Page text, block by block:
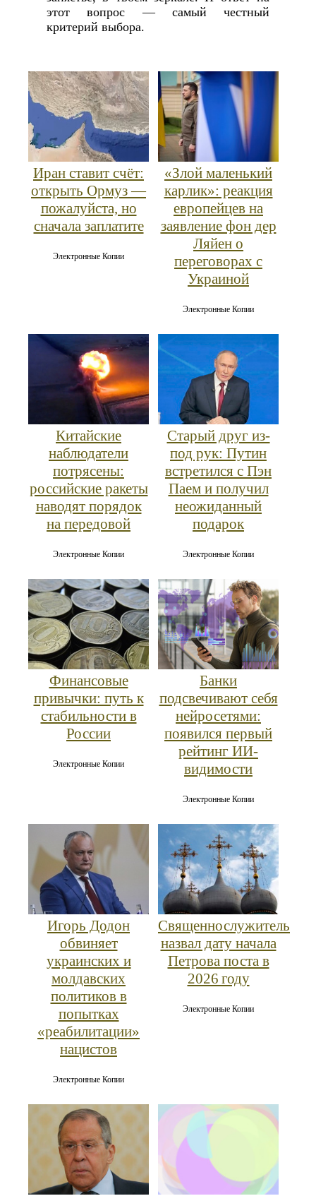
этот вопрос — самый честный
критерий выбора.
Иран ставит счёт:
открыть Ормуз —
пожалуйста, но
сначала заплатите
Электронные Копии
«Злой маленький
карлик»: реакция
европейцев на
заявление фон дер
Ляйен о
переговорах с
Украиной
Электронные Копии
Китайские
наблюдатели
потрясены:
российские ракеты
наводят порядок
на передовой
Электронные Копии
Старый друг из-
под рук: Путин
встретился с Пэн
Паем и получил
неожиданный
подарок
Электронные Копии
Финансовые
привычки: путь к
стабильности в
России
Электронные Копии
Банки
подсвечивают себя
нейросетями:
появился первый
рейтинг ИИ-
видимости
Электронные Копии
Игорь Додон
обвиняет
украинских и
молдавских
политиков в
попытках
«реабилитации»
нацистов
Электронные Копии
Священнослужитель
назвал дату начала
Петрова поста в
2026 году
Электронные Копии